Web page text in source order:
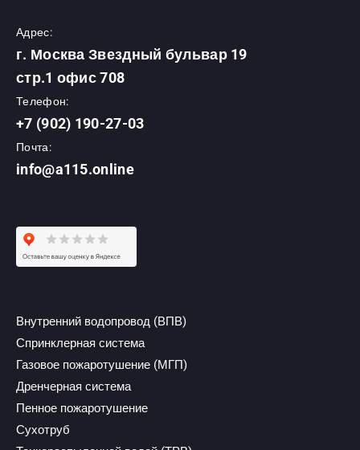
Внутренний водопровод (ВПВ)
Спринклерная система
Газовое пожаротушение (МГП)
Дренчерная система
Пенное пожаротушение
Сухотруб
Адрес:
г. Москва Звездный бульвар 19
стр.1 офис 708
Телефон:
+7 (902) 190-27-03
Почта:
info@a115.online